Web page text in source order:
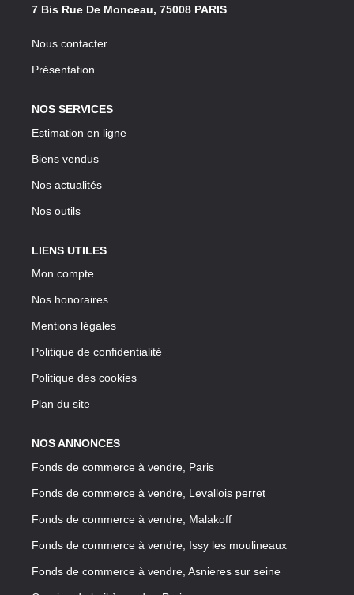
7 Bis Rue De Monceau, 75008 PARIS
Nous contacter
Présentation
NOS SERVICES
Estimation en ligne
Biens vendus
Nos actualités
Nos outils
LIENS UTILES
Mon compte
Nos honoraires
Mentions légales
Politique de confidentialité
Politique des cookies
Plan du site
NOS ANNONCES
Fonds de commerce à vendre, Paris
Fonds de commerce à vendre, Levallois perret
Fonds de commerce à vendre, Malakoff
Fonds de commerce à vendre, Issy les moulineaux
Fonds de commerce à vendre, Asnieres sur seine